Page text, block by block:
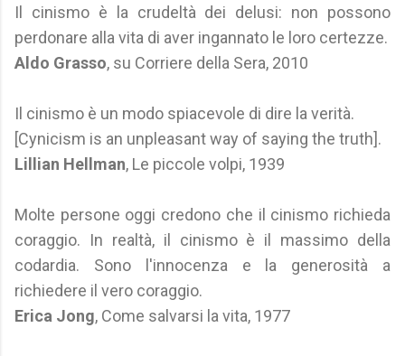
Il cinismo è la crudeltà dei delusi: non possono
perdonare alla vita di aver ingannato le loro certezze.
Aldo Grasso, su Corriere della Sera, 2010
Il cinismo è un modo spiacevole di dire la verità.
[Cynicism is an unpleasant way of saying the truth].
Lillian Hellman, Le piccole volpi, 1939
Molte persone oggi credono che il cinismo richieda
coraggio. In realtà, il cinismo è il massimo della
codardia. Sono l'innocenza e la generosità a
richiedere il vero coraggio.
Erica Jong, Come salvarsi la vita, 1977